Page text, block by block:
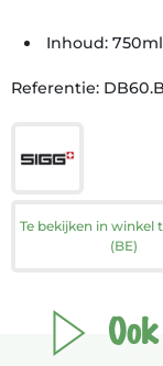
Inhoud: 750ml
Referentie:
Te bekijken in winkel
(BE)